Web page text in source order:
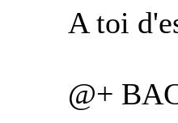
A toi
@+